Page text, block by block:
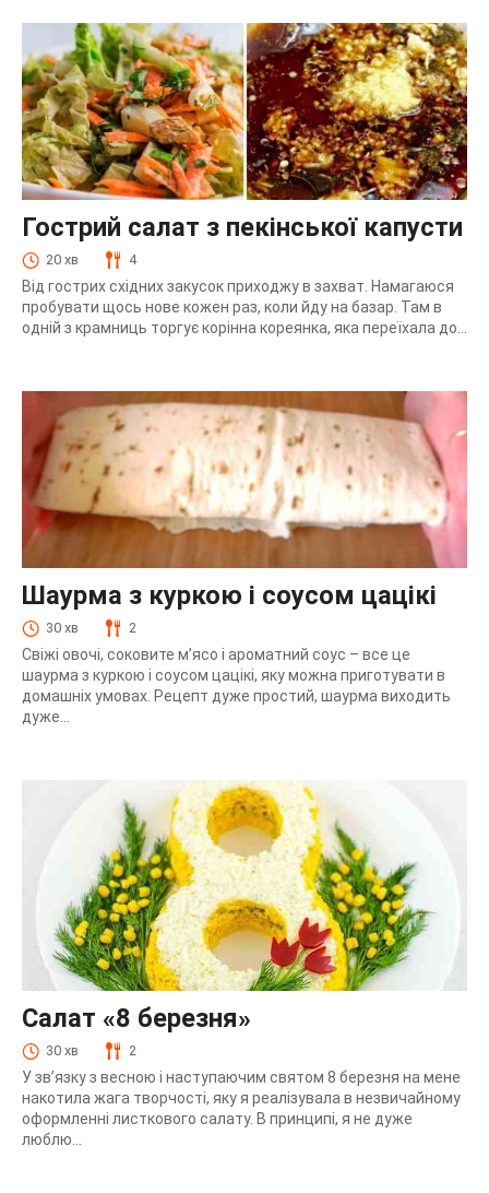
Гострий салат з пекінської капусти
20 хв 4
Від гострих східних закусок приходжу в захват. Намагаюся
пробувати щось нове кожен раз, коли йду на базар. Там в
одній з крамниць торгує корінна кореянка, яка переїхала до...
Шаурма з куркою і соусом цацікі
30 хв 2
Свіжі овочі, соковите м’ясо і ароматний соус – все це
шаурма з куркою і соусом цацікі, яку можна приготувати в
домашніх умовах. Рецепт дуже простий, шаурма виходить
дуже...
Салат «8 березня»
30 хв 2
У зв’язку з весною і наступаючим святом 8 березня на мене
накотила жага творчості, яку я реалізувала в незвичайному
оформленні листкового салату. В принципі, я не дуже
люблю...